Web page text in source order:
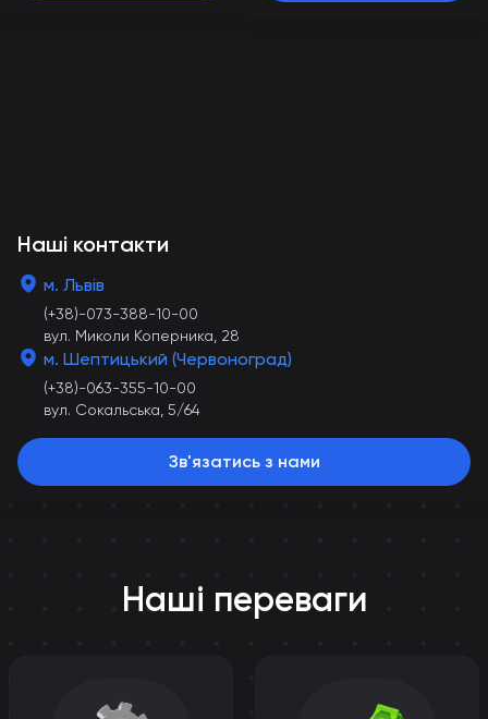
Наші контакти
м. Львів
(+38)-073-388-10-00
вул. Миколи Коперника, 28
м. Шептицький (Червоноград)
(+38)-063-355-10-00
вул. Сокальська, 5/64
Зв'язатись з нами
Наші переваги